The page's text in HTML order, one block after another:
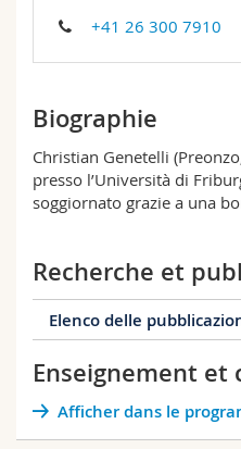
Interfacultaire
Doctorants
Programme des cours
+41 26 300 7910
Biographie
Christian Genetelli
presso l’Università di
soggiornato grazie a una
italiano. A Zurigo,
nelle Università di Ginevra
italiano per il Liceo
interessi filologici e critici
commento di testi, varianti
tradizione, lingua della
di area moderna, dal
con un occhio di
Recherche et
Elenco delle
2026 2025
Enseignement et
Afficher dans le